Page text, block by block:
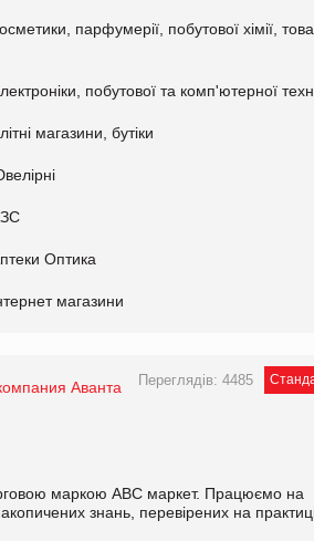
парфумерії, побутової хімії,
побутової та комп'ютерної
магазини, бутіки
Оптика
магазини
Переглядів: 4485
Аванта
маркою АВС маркет. Працюємо на
знань, перевірених на